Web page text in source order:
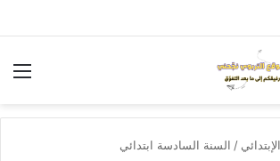
/ السنة السادسة ابتدائي